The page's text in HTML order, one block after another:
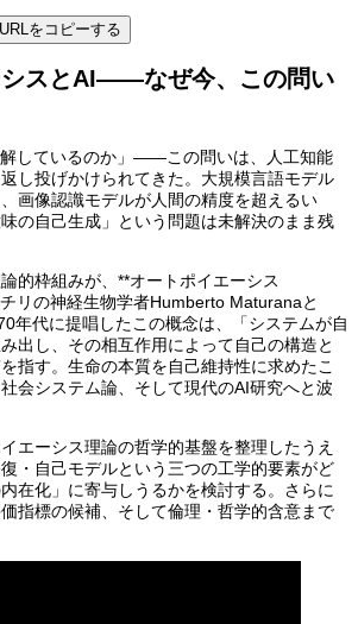
をコピーする
シスとAI——なぜ今、この問い
解しているのか」——この問いは、人工知能
し投げかけられてきた。大規模言語モデル
画像認識モデルが人間の精度を超えるい
の自己生成」という問題は未解決のまま残
的枠組みが、**オートポイエーシス
リの神経生物学者Humberto Maturanaと
年代に提唱したこの概念は、「システムが自
出し、その相互作用によって自己の構造と
指す。生命の本質を自己維持性に求めたこ
会システム論、そして現代のAI研究へと波
エーシス理論の哲学的基盤を整理したうえ
・自己モデルという三つの工学的要素がど
在化」に寄与しうるかを検討する。さらに
指標の候補、そして倫理・哲学的含意まで